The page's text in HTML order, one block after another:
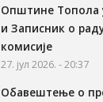
Општине Топола
и Записник о
комисије
27. јул 2026. - 20:37
Обавештење о